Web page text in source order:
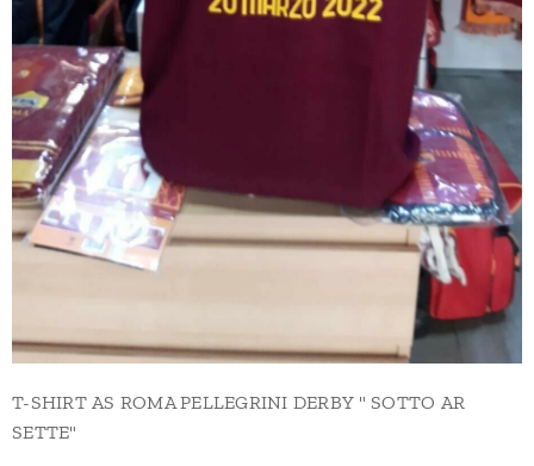
T-SHIRT AS ROMA PELLEGRINI DERBY " SOTTO AR
SETTE"